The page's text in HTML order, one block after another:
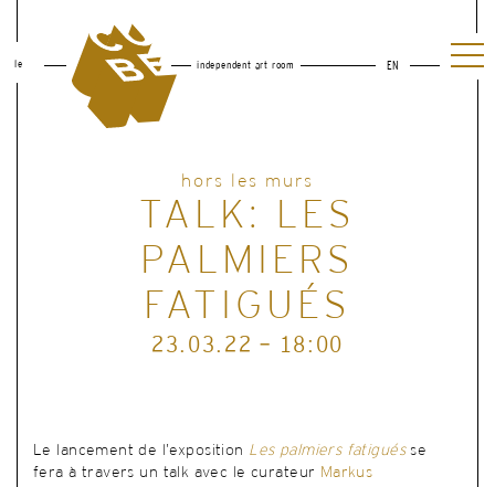
le independent art room EN
23.03.22 - 18:00
Le lancement de l’exposition Les palmiers fatiguésse
fera à travers un talk avec le curateur
Markus
hors les murs
TALK: LES
PALMIERS
FATIGUÉS